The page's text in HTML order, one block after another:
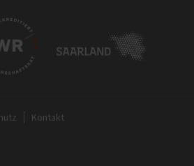
Kontakt